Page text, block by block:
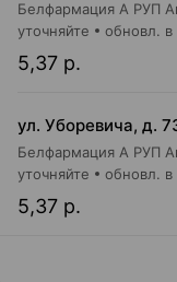
Белфармация А РУП
5,37 р.
уточняйте обновл. в
Белфармация А РУП
5,37 р.
уточняйте обновл. в